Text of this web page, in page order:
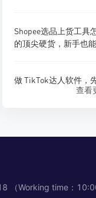
Shopee卖家怎么做好
Shopee选品上货工具
的顶尖硬货，新手也
做 TikTok达人软件，
实战决策手册
查看
（Working time：